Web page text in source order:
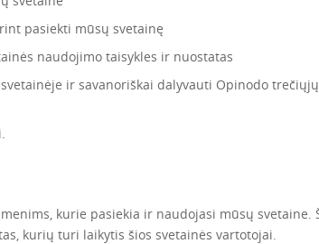
pasiekti mūsų svetainę
naudojimo taisykles ir nuostatas
ir savanoriškai dalyvauti Opinodo
kurie pasiekia ir naudojasi mūsų svetaine.
kurių turi laikytis šios svetainės vartotojai.